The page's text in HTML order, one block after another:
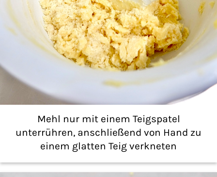
Mehl nur mit einem Teigspatel
unterrühren, anschließend von Hand zu
einem glatten Teig verkneten